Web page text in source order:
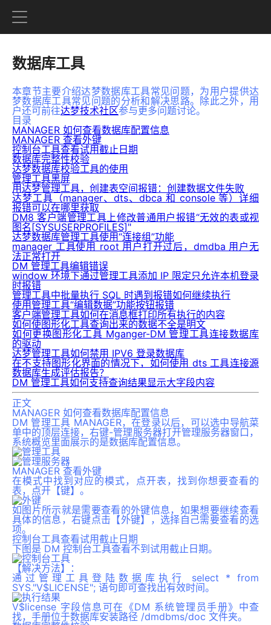
数据库工具
本章节主要介绍达梦数据库工具常见问题，为用户提供达
梦数据库工具常见问题的分析和解决思路。除此之外，用
户还可前往达梦技术社区参与更多问题讨论。
目录
MANAGER 如何查看数据库配置信息
MANAGER 查看外键
控制台工具查看试用截止日期
数据库完整性校验
达梦数据库校验工具的使用
管理工具黑屏
用达梦管理工具，创建表空间报错：创建数据文件失败
达梦工具（manager、dts、dbca 和 console 等）详细
报错可以在哪里获取
DM8 客户端管理工具上修改普通用户报错“无效的表或视
图名[SYSUSERPROFILES]​"
达梦数据库管理工具使用“连接组”功能
manager 工具使用 root 用户打开过后，dmdba 用户无
法正常打开
DM 管理工具编辑错误
window 环境下通过管理工具添加 IP 限定只允许本机登录
时报错
管理工具中批量执行 SQL 时遇到报错如何继续执行
使用管理工具“编辑数据”功能按钮报错
客户端管理工具如何在消息框打印所有执行的内容
如何使图形化工具查询出来的数据不全是明文
如何更换图形化工具 Mganger-DM 管理工具连接数据库
的驱动
达梦管理工具如何禁用 IPV6 登录数据库
在不支持图形化界面的情况下，如何使用 dts 工具连接源
数据库生成评估报告？
DM 管理工具如何支持查询结果显示大字段内容
正文
MANAGER 如何查看数据库配置信息
DM 管理工具 MANAGER，在登录以后，可以选中导航菜
单中的顶层连接，右键-管理服务器打开管理服务器窗口，
系统概览里面展示的是数据库配置信息。
MANAGER 查看外键
在模式中找到对应的模式，点开表，找到你想要查看的
表，点开【键】。
如图片所示就是需要查看的外键信息，如果想要继续查看
具体的信息，右键点击【外键】，选择自己需要查看的选
项。
控制台工具查看试用截止日期
下图是 DM 控制台工具查看不到试用截止日期。
【解决方法】
：
通过管理工具登陆数据库执行 select * from
SYS."V$LICENSE"; 语句即可查找出有效时间。
V$license 字段信息可在《DM 系统管理员手册》中查
找，手册位于数据库安装路径 /dmdbms/doc 文件夹。